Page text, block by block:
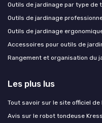
Outils de jardinage par type de
Outils de jardinage
Outils de jardinage
Accessoires pour outils de
Rangement et organisation du
Les plus lus
Tout savoir sur le site officiel de
Avis sur le robot tondeuse